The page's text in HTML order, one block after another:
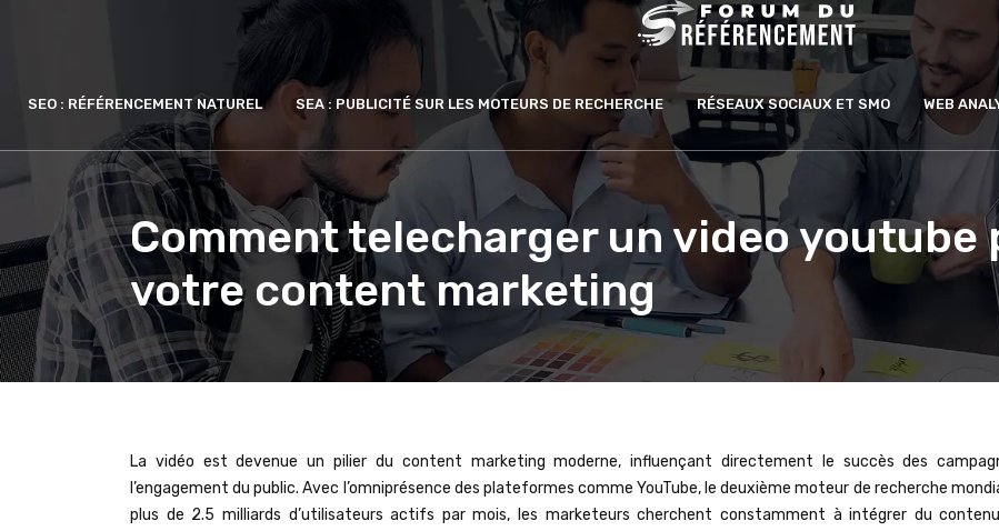
SEO : RÉFÉRENCEMENT NATUREL SEA : PUBLICITÉ SUR LES MOTEURS DE RECHERCHE RÉSEAUX SOCIAUX ET SMO WEB
Comment telecharger un video youtube
votre content marketing
La vidéo est devenue un pilier du content marketing moderne, influençant directement le succès des
l’engagement du public. Avec l’omniprésence des plateformes comme YouTube, le deuxième moteur de recherche
plus de 2.5 milliards d’utilisateurs actifs par mois, les marketeurs cherchent constamment à intégrer du